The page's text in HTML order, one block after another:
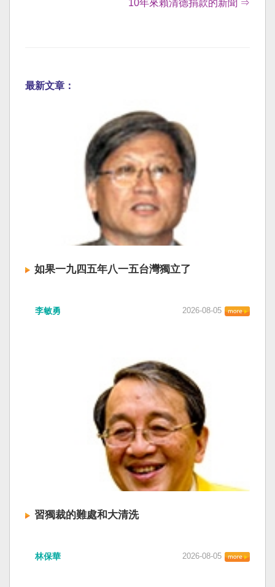
10年來賴清德捐款的新聞 ⇒
最新文章：
如果一九四五年八一五台灣獨立了
李敏勇 2026-08-05
習獨裁的難處和大清洗
林保華 2026-08-05